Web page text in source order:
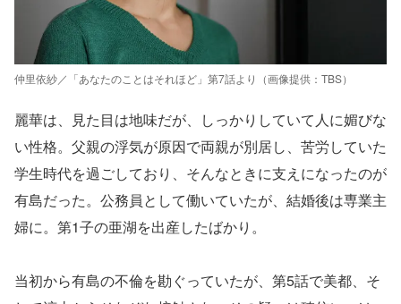
仲里依紗／「あなたのことはそれほど」第7話より（画像提供：TBS）
麗華は、見た目は地味だが、しっかりしていて人に媚びな
い性格。父親の浮気が原因で両親が別居し、苦労していた
学生時代を過ごしており、そんなときに支えになったのが
有島だった。公務員として働いていたが、結婚後は専業主
婦に。第1子の亜湖を出産したばかり。
当初から有島の不倫を勘ぐっていたが、第5話で美都、そ